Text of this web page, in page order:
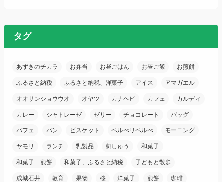
タグ
あずきのチカラ お弁当 お昼ごはん お昼ご飯 お煎餅
ふるさと納税 ふるさと納税、洋菓子 アイス アマガエル
オオサンショウウオ オヤツ カナヘビ カフェ カルディ
カレー シャトレーゼ ゼリー チョコレート バッグ
パフェ パン ビスケット ベルべリベルべ モーニング
ヤモリ ランチ 乳製品 刺しゅう 和菓子
和菓子 煎餅 和菓子、ふるさと納税 子どもと散歩
成城石井 教育 果物 桜 洋菓子 煎餅 珈琲